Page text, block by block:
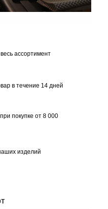
ассортимент
в течение 14 дней
покупке от 8 000
изделий